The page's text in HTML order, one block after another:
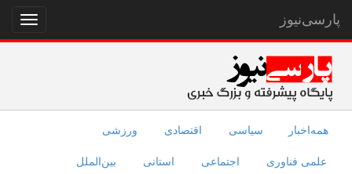
نمایش
منو
پارسی‌نیوز
همه‌اخبار سیاسی اقتصادی ورزشی
علمی فناوری اجتماعی استانی بین‌الملل